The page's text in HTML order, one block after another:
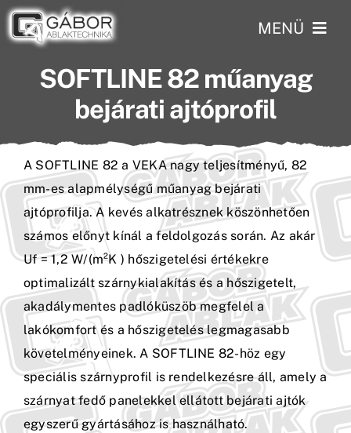
Skip
to
MENÜ
Kezdőlap
Szolgáltatások
Rólunk
Kisokos
Referenciáinkból
Akcióink
Kapcsolat
SOFTLINE 82 műanyag
bejárati ajtóprofil
A SOFTLINE 82 a VEKA nagy teljesítményű, 82
mm-es alapmélységű műanyag bejárati
ajtóprofilja. A kevés alkatrésznek köszönhetően
számos előnyt kínál a feldolgozás során. Az akár
Uf = 1,2 W/(m²K ) hőszigetelési értékekre
optimalizált szárnykialakítás és a hőszigetelt,
akadálymentes padlóküszöb megfelel a
lakókomfort és a hőszigetelés legmagasabb
követelményeinek. A SOFTLINE 82-höz egy
speciális szárnyprofil is rendelkezésre áll, amely a
szárnyat fedő panelekkel ellátott bejárati ajtók
egyszerű gyártásához is használható.